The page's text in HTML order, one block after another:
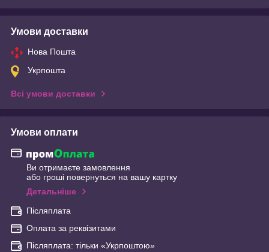
Умови доставки
Нова Пошта
Укрпошта
Всі умови доставки
Умови оплати
Ви отримаєте замовлення
або гроші повернуться на вашу картку
Детальніше
Післяплата
Оплата за реквізитами
Післяплата: тільки «Укрпоштою»